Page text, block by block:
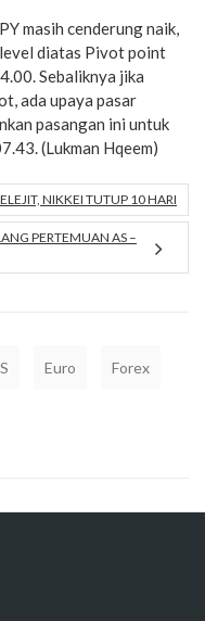
masih cenderung naik,
diatas Pivot point
Sebaliknya jika
ada upaya pasar
pasangan ini untuk
(Lukman Hqeem)
NIKKEI TUTUP 10 HARI
PERTEMUAN AS –
Euro Forex